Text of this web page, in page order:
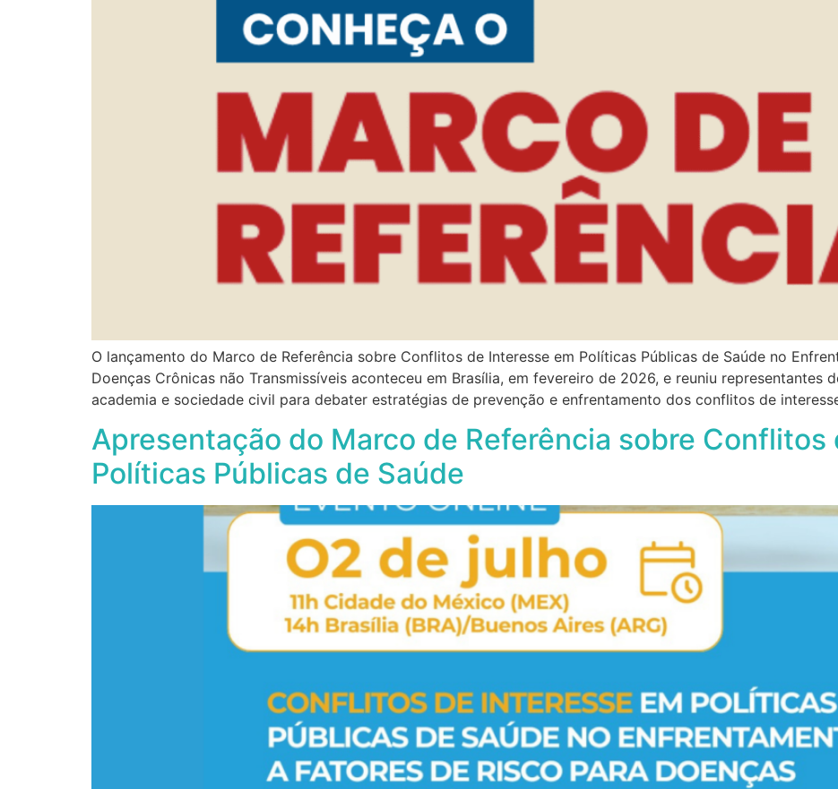
O lançamento do Marco de Referência sobre Conflitos de Interesse em Políticas Públicas de Saúde no
Doenças Crônicas não Transmissíveis aconteceu em Brasília, em fevereiro de 2026, e reuniu representantes
academia e sociedade civil para debater estratégias de prevenção e enfrentamento dos conflitos de
Apresentação do Marco de Referência sobre Conflitos
Políticas Públicas de Saúde